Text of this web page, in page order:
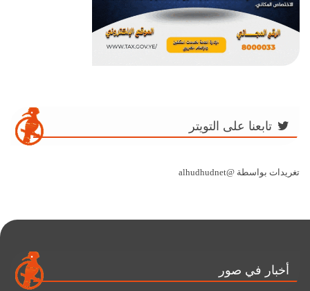
تابعنا على التويتر
تغريدات بواسطة @alhudhudnet
أخبار في صور